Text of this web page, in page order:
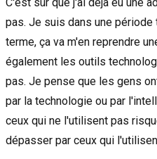
pas. Je suis dans une
terme, ça va m'en reprendre
également les outils
pas. Je pense que les gens
par la technologie ou par
ceux qui ne l'utilisent pas
dépasser par ceux qui